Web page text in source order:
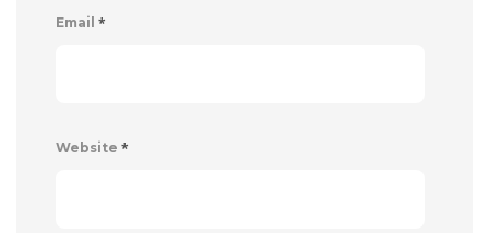
Email *
Website *